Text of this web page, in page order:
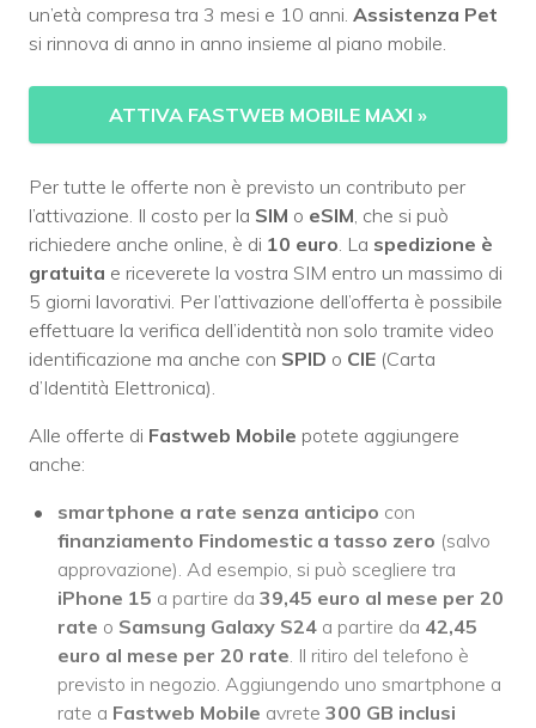
un’età compresa tra 3 mesi e 10 anni. Assistenza Pet
si rinnova di anno in anno insieme al piano mobile.
ATTIVA FASTWEB MOBILE MAXI »
Per tutte le offerte non è previsto un contributo per
l’attivazione. Il costo per la SIM o eSIM, che si può
richiedere anche online, è di 10 euro. La spedizione è
gratuita e riceverete la vostra SIM entro un massimo di
5 giorni lavorativi. Per l’attivazione dell’offerta è possibile
effettuare la verifica dell’identità non solo tramite video
identificazione ma anche con SPID o CIE (Carta
d’Identità Elettronica).
Alle offerte di Fastweb Mobile potete aggiungere
anche:
smartphone a rate senza anticipo con
finanziamento Findomestic a tasso zero (salvo
approvazione). Ad esempio, si può scegliere tra
iPhone 15 a partire da 39,45 euro al mese per 20
rate o Samsung Galaxy S24 a partire da 42,45
euro al mese per 20 rate. Il ritiro del telefono è
previsto in negozio. Aggiungendo uno smartphone a
rate a Fastweb Mobile avrete 300 GB inclusi